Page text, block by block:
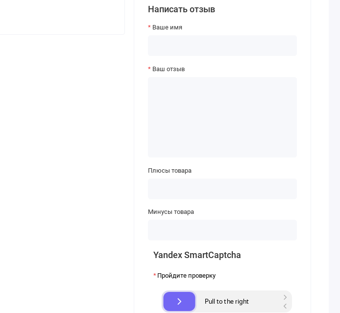
Написать отзыв
Ваше имя
Ваш отзыв
Плюсы товара
Минусы товара
Yandex SmartCaptcha
Пройдите проверку